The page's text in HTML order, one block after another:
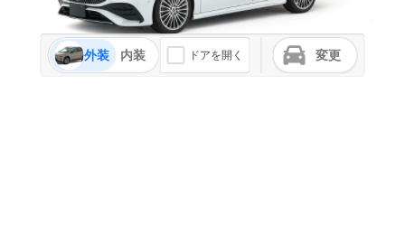
外装 内装 ドアを開く 変更